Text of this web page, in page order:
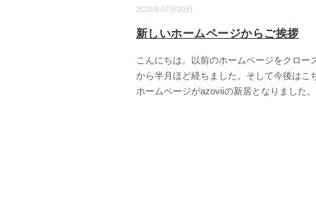
2026年07月20日
新しいホームページからご挨拶
こんにちは。以前のホームページをクロー
から半月ほど経ちました。そして今後はこ
ホームページがazoviiの新居となりました。